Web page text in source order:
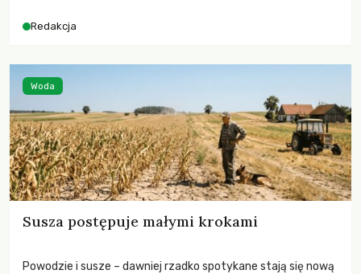
niezwykle korzystne rozwiązania dla przyrody i zwierząt,
funkcjonowania łowiectwa w Polsce.
Redakcja
Susza postępuje małymi krokami
Powodzie i susze – dawniej rzadko spotykane stają się nową
Woda